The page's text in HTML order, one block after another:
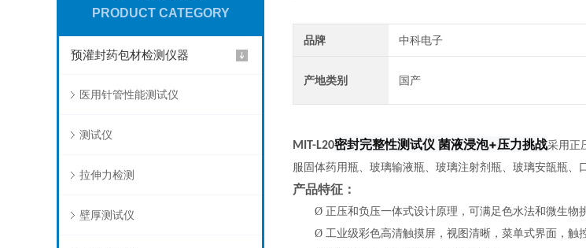
PRODUCT CATEGORY
预灌封药包材检测仪器
医用针管性能测试仪
测试仪
拉伸力检测
壁厚测试仪
品牌 中科电子
产地类别 国产
MIT-L20密封完整性测试仪 菌液浸泡+压力挑战采用正
服固体药用瓶、玻璃输液瓶、玻璃注射剂瓶、玻璃安瓿瓶、
产品特征：
Ø 正压和负压一体式设计原理，可满足色水法和微生物
Ø 工业级彩色高清触摸屏，视图清晰，菜单式界面，触